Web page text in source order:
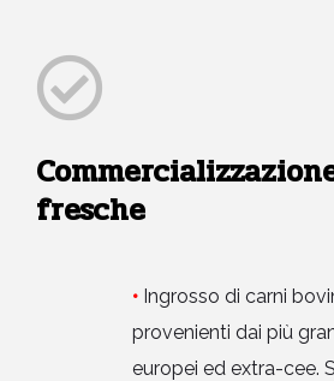
fresche
• Ingrosso di carni
provenienti dai più
europei ed extra-cee.